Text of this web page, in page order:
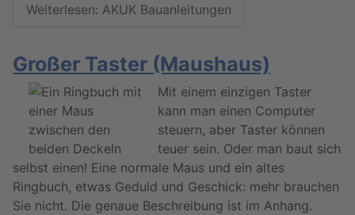
Weiterlesen: AKUK Bauanleitungen
Großer Taster (Maushaus)
Mit einem einzigen Taster
kann man einen Computer
steuern, aber Taster können
teuer sein. Oder man baut sich
selbst einen! Eine normale Maus und ein altes
Ringbuch, etwas Geduld und Geschick: mehr brauchen
Sie nicht. Die genaue Beschreibung ist im Anhang.